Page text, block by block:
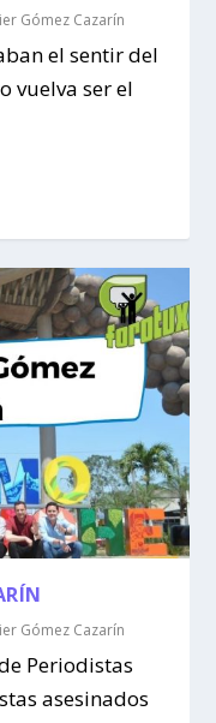
Gómez Cazarín
el sentir del
vuelva ser el
Gómez Cazarín
Periodistas
asesinados